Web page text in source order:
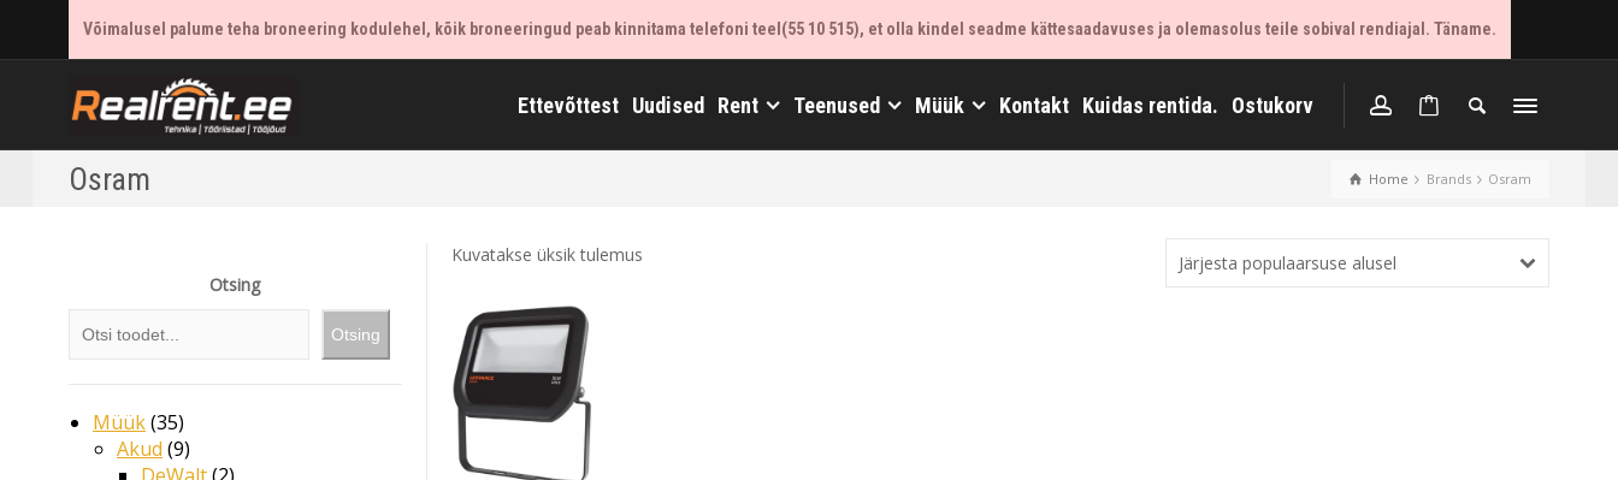
Võimalusel palume teha broneering kodulehel, kõik broneeringud peab kinnitama telefoni teel(55 10 515), et olla kindel seadme kättesaadavuses ja olemasolus teile sobival rendiajal. Täname.
Ettevõttest Uudised Rent Teenused Müük Kontakt Kuidas rentida. Ostukorv
Home Brands Osram
Osram
Kuvatakse üksik tulemus Järjesta populaarsuse alusel
Otsing
Otsing
Müük 35
Akud 9